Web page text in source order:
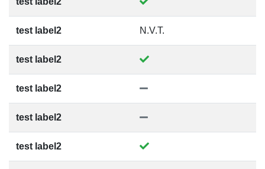
test label2 N.V.T.
test label2
test label2
test label2
test label2